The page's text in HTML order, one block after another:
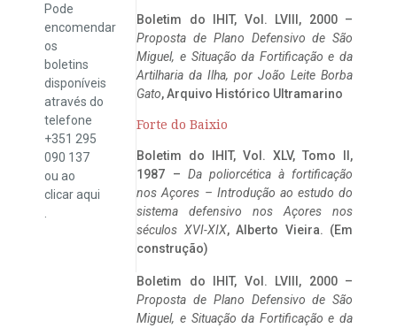
Pode
encomendar
os
boletins
disponíveis
através do
telefone
+351 295
090 137
ou ao
clicaraqui
Boletim do IHIT, Vol. LVIII, 2000 –
Proposta de Plano Defensivo de São
Miguel, e Situação da Fortificação e da
Artilharia da Ilha, por João Leite Borba
Gato, Arquivo Histórico Ultramarino
Forte do Baixio
Boletim do IHIT, Vol. XLV, Tomo II,
1987 – Da poliorcética à fortificação
nos Açores – Introdução ao estudo do
sistema defensivo nos Açores nos
séculos XVI-XIX, Alberto Vieira. (Em
construção)
Boletim do IHIT, Vol. LVIII, 2000 –
Proposta de Plano Defensivo de São
Miguel, e Situação da Fortificação e da